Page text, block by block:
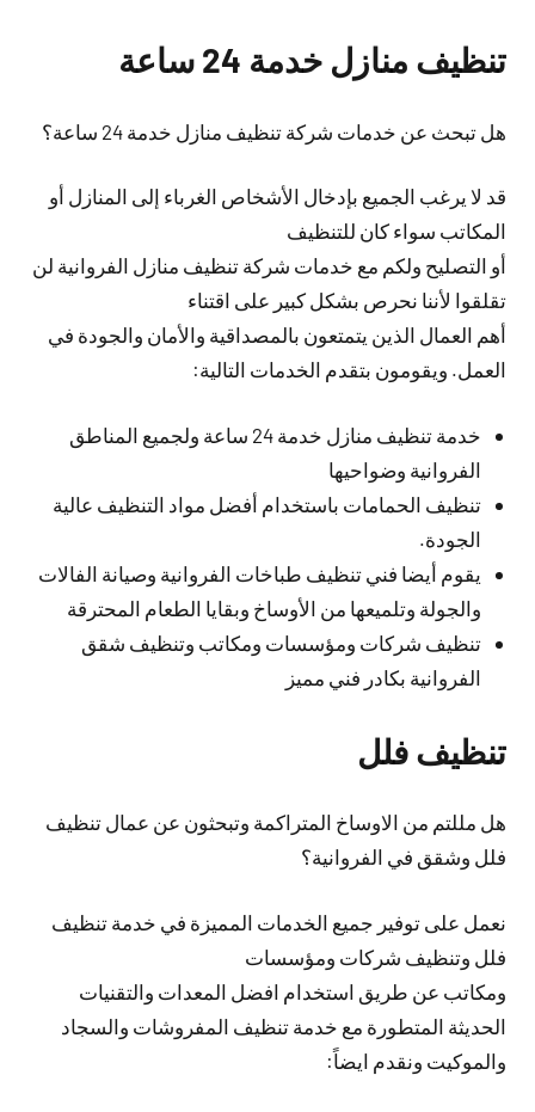
تنظيف منازل خدمة 24 ساعة
هل تبحث عن خدمات شركة تنظيف منازل خدمة 24 ساعة؟
قد لا يرغب الجميع بإدخال الأشخاص الغرباء إلى المنازل أو
المكاتب سواء كان للتنظيف
أو التصليح ولكم مع خدمات شركة تنظيف منازل الفروانية لن
تقلقوا لأننا نحرص بشكل كبير على اقتناء
أهم العمال الذين يتمتعون بالمصداقية والأمان والجودة في
العمل. ويقومون بتقدم الخدمات التالية:
خدمة تنظيف منازل خدمة 24 ساعة ولجميع المناطق
الفروانية وضواحيها
تنظيف الحمامات باستخدام أفضل مواد التنظيف عالية
الجودة.
يقوم أيضا فني تنظيف طباخات الفروانية وصيانة الفالات
والجولة وتلميعها من الأوساخ وبقايا الطعام المحترقة
تنظيف شركات ومؤسسات ومكاتب وتنظيف شقق
الفروانية بكادر فني مميز
تنظيف فلل
هل مللتم من الاوساخ المتراكمة وتبحثون عن عمال تنظيف
فلل وشقق في الفروانية؟
نعمل على توفير جميع الخدمات المميزة في خدمة تنظيف
فلل وتنظيف شركات ومؤسسات
ومكاتب عن طريق استخدام افضل المعدات والتقنيات
الحديثة المتطورة مع خدمة تنظيف المفروشات والسجاد
والموكيت ونقدم ايضاً: